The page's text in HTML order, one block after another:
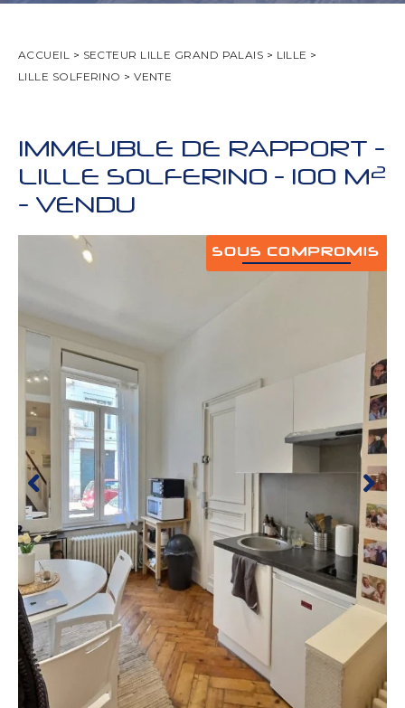
ACCUEIL > SECTEUR LILLE GRAND PALAIS > LILLE >
LILLE SOLFERINO >VENTE
IMMEUBLE DE RAPPORT -
LILLE SOLFERINO - 100 M2
- VENDU